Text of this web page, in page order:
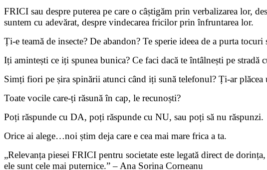
FRICI sau despre puterea pe care o câștigăm prin verbalizarea lor,
suntem cu adevărat, despre vindecarea fricilor prin înfruntarea lor.
Ți-e teamă de insecte? De abandon? Te sperie ideea de a purta tocuri
Iți amintești ce iți spunea bunica? Ce faci dacă te întâlnești pe stradă
Simți fiori pe șira spinării atunci când iți sună telefonul? Ți-ar plăcea
Toate vocile care-ți răsună în cap, le recunoști?
Poți răspunde cu DA, poți răspunde cu NU, sau poți să nu răspunzi.
Orice ai alege…noi știm deja care e cea mai mare frica a ta.
„Relevanța piesei FRICI pentru societate este legată direct de
ele sunt cele mai puternice.” – Ana Sorina Corneanu